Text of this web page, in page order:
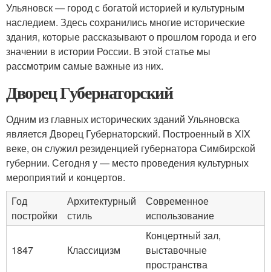
Ульяновск — город с богатой историей и культурным
наследием. Здесь сохранились многие исторические
здания, которые рассказывают о прошлом города и его
значении в истории России. В этой статье мы
рассмотрим самые важные из них.
Дворец Губернаторский
Одним из главных исторических зданий Ульяновска
является Дворец Губернаторский. Построенный в XIX
веке, он служил резиденцией губернатора Симбирской
губернии. Сегодня y — место проведения культурных
мероприятий и концертов.
Год
постройки
Архитектурный
стиль
Современное
использование
1847 Классицизм
Концертный зал,
выставочные
пространства